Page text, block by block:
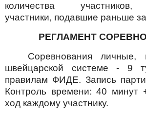
количества участников,
участники, подавшие раньше
РЕГЛАМЕНТ
Соревнования личные,
швейцарской системе - 9
правилам ФИДЕ. Запись
Контроль времени: 40 минут
ход каждому участнику.